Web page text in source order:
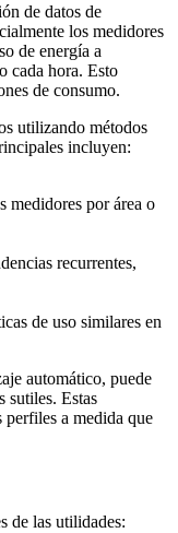
de datos de
los medidores
de energía a
cada hora. Esto
de consumo.
utilizando métodos
incluyen:
medidores por área o
recurrentes,
de uso similares en
automático, puede
sutiles. Estas
perfiles a medida que
de las utilidades: